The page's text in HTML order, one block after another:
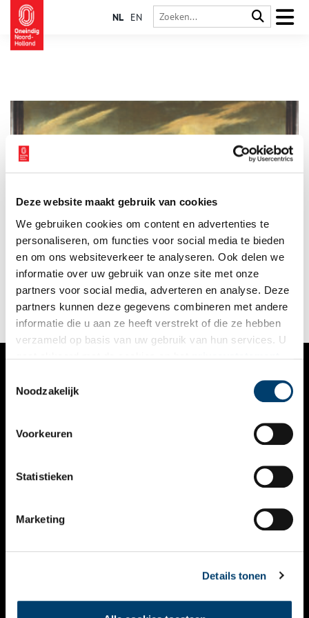
Deze website maakt gebruik van cookies
We gebruiken cookies om content en advertenties te
personaliseren, om functies voor social media te bieden
en om ons websiteverkeer te analyseren. Ook delen we
informatie over uw gebruik van onze site met onze
partners voor social media, adverteren en analyse. Deze
partners kunnen deze gegevens combineren met andere
informatie die u aan ze heeft verstrekt of die ze hebben
verzameld op basis van uw gebruik van hun services. U
Noodzakelijk
Voorkeuren
Statistieken
Marketing
Details tonen
NL EN
De Zaanstreek is niet alleen vermaard om zijn cacao, er
stonden ook papiermolens die papier van onovertroffen
kwaliteit maakten. De Amerikaanse
onafhankelijkheidsverklaring is er op gedrukt en Beethoven
schreef er zijn composities op. Een pas verschenen boek zet de
Zaanse papiergeschiedenis op … papier.
VERHALEN
KALENDER
THEMA’S
VIDEO’S
CONTACT